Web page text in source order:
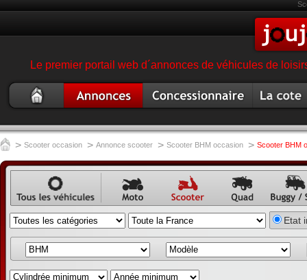
Le premier portail web d´annonces de véhicules de
occasion
scooter
garage magasin
scooter
scooter
> Scooter occasion > Annonce scooter > Scooter BHM occasion > Scooter BHM
Annonce
véhicule
occasion
Annonce
moto
Annonce
scooter
Annonce
buggy,
SSV
Etat